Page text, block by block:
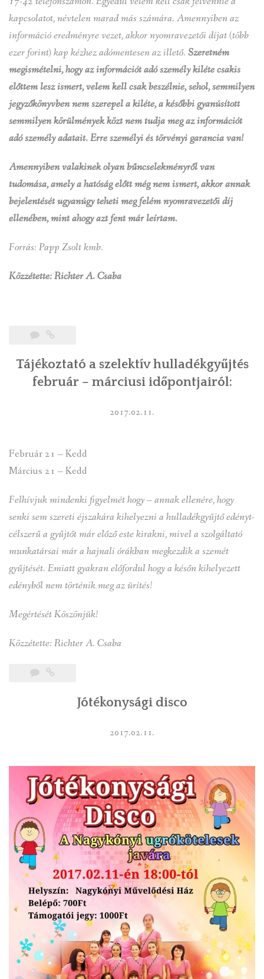
kapcsolatot, névtelen marad más számára. Amennyiben az
információ eredményre vezet, akkor nyomravezetői díjat (több
ezer forint) kap kézhez adómentesen az illető. Szeretném
megismételni, hogy az információt adó személy kiléte csakis
előttem lesz ismert, velem kell csak beszélnie, sehol, semmilyen
jegyzőkönyvben nem szerepel a kiléte, a későbbi gyanúsított
semmilyen körülmények közt nem tudja meg az információt
adó személy adatait. Erre személyi és törvényi garancia van!
Amennyiben valakinek olyan bűncselekményről van
tudomása, amely a hatóság előtt még nem ismert, akkor annak
bejelentését ugyanúgy teheti meg felém nyomravezetői díj
ellenében, mint ahogy azt fent már leírtam.
Forrás: Papp Zsolt kmb.
Közzétette: Richter A. Csaba
Tájékoztató a szelektív hulladékgyűjtés
február – márciusi időpontjairól:
2017.02.11.
Február 21 – Kedd
Március 21 – Kedd
Felhívjuk mindenki figyelmét hogy – annak ellenére, hogy
senki sem szereti éjszakára kihelyezni a hulladékgyűjtő edényt-
célszerű a gyűjtőt már előző este kirakni, mivel a szolgáltató
munkatársai már a hajnali órákban megkezdik a szemét
gyűjtését. Emiatt gyakran előfordul hogy a későn kihelyezett
edényből nem történik meg az ürítés!
Megértését Köszönjük!
Közzétette: Richter A. Csaba
Jótékonysági disco
2017.02.11.